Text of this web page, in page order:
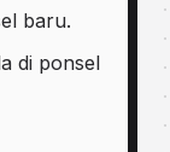
baru.
di ponsel